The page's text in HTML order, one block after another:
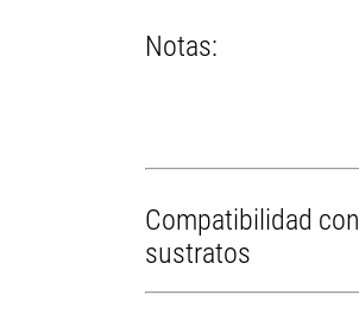
Notas:
Compatibilidad con
sustratos